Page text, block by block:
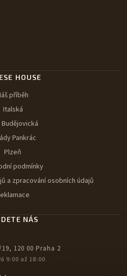
HOUSE
příběh
Italská
Budějovická
Pankrác
Plzeň
podmínky
a zpracování osobních údajů
NÁS
120 00 Praha 2
9:00 až 18:00